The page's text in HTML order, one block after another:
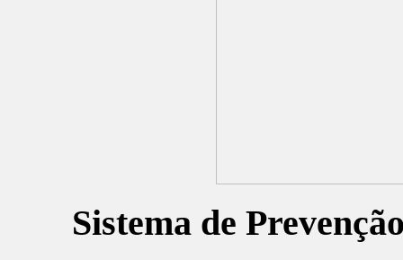
Sistema de